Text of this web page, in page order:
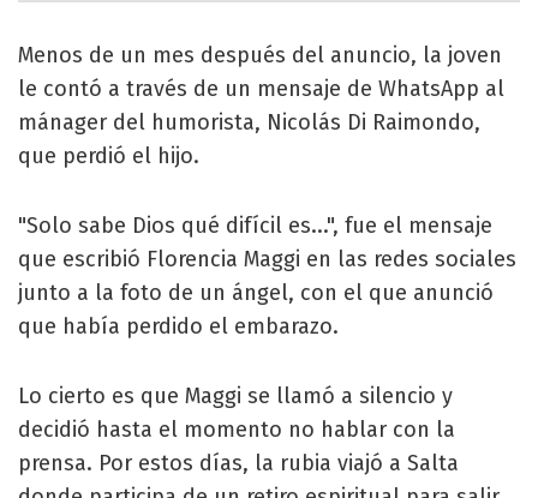
Menos de un mes después del anuncio, la joven
le contó a través de un mensaje de WhatsApp al
mánager del humorista, Nicolás Di Raimondo,
que perdió el hijo.
"Solo sabe Dios qué difícil es...", fue el mensaje
que escribió Florencia Maggi en las redes sociales
junto a la foto de un ángel, con el que anunció
que había perdido el embarazo.
Lo cierto es que Maggi se llamó a silencio y
decidió hasta el momento no hablar con la
prensa. Por estos días, la rubia viajó a Salta